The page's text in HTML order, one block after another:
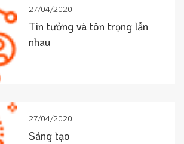
27/04/2020
Tin tưởng và tôn trọng lẫn
nhau
27/04/2020
Sáng tạo